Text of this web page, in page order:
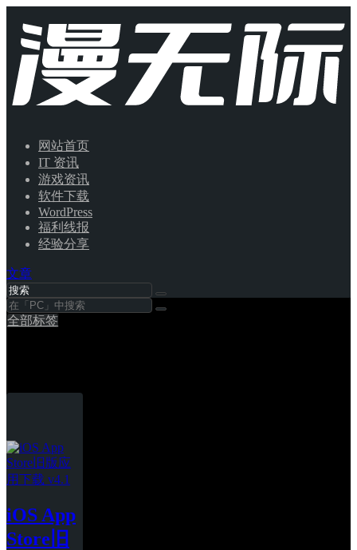
网站首页
IT 资讯
游戏资讯
软件下载
WordPress
福利线报
经验分享
文章
全部标签
iOS App
Store旧